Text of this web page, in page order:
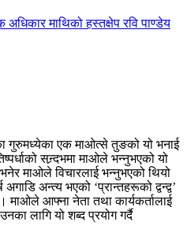
रवि पाण्डेय
गुरुमध्येका एक माओत्से तुङको यो भनाई
सन्र्दभमा माओले भन्नुभएको यो
माओले विचारलाई भन्नुभएको थियो
अगाडि अन्त्य भएको ‘प्रान्तहरूको द्वन्द्व’
माओले आफ्ना नेता तथा कार्यकर्तालाई
लागि यो शब्द प्रयोग गर्दै